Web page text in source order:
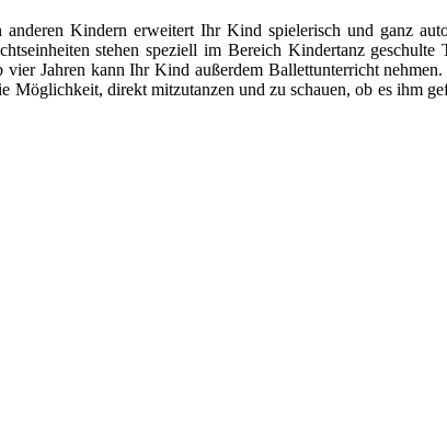
Kindern erweitert Ihr Kind spielerisch und ganz
stehen speziell im Bereich Kindertanz geschulte
Jahren kann Ihr Kind außerdem Ballettunterricht nehmen.
direkt mitzutanzen und zu schauen, ob es ihm